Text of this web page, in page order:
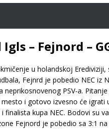
Igls – Fejnord –
u holandskoj
Fejnrd je pobedio NEC iz
neprikosnovenog PSV-a.
i gotovo izvesno će
i finalista kupa NEC. Bodovi su
Fejnord je pobedio sa 3:1